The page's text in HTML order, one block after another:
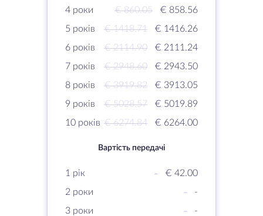
4 роки
€ 860.05
€ 858.56
5 років
€ 1418.71
€ 1416.26
6 років
€ 2114.90
€ 2111.24
7 років
€ 2948.60
€ 2943.50
8 років
€ 3919.82
€ 3913.05
9 років
€ 5028.57
€ 5019.89
10 років € 6274.84 € 6264.00
Вартість передачі
1 рік -
€ 42.00
2 роки
-
-
3 роки
-
-